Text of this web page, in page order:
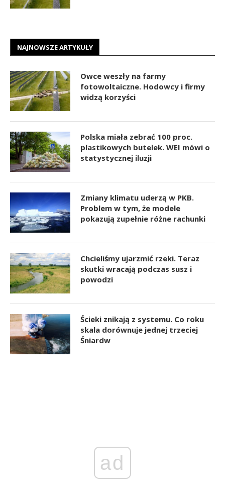
NAJNOWSZE ARTYKUŁY
Owce weszły na farmy
fotowoltaiczne. Hodowcy i firmy
widzą korzyści
Polska miała zebrać 100 proc.
plastikowych butelek. WEI mówi o
statystycznej iluzji
Zmiany klimatu uderzą w PKB.
Problem w tym, że modele
pokazują zupełnie różne rachunki
Chcieliśmy ujarzmić rzeki. Teraz
skutki wracają podczas susz i
powodzi
Ścieki znikają z systemu. Co roku
skala dorównuje jednej trzeciej
Śniardw
ad